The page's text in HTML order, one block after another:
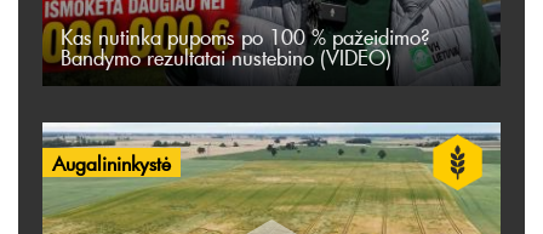
Kas nutinka pupoms po 100 % pažeidimo?
Bandymo rezultatai nustebino (VIDEO)
Augalininkystė